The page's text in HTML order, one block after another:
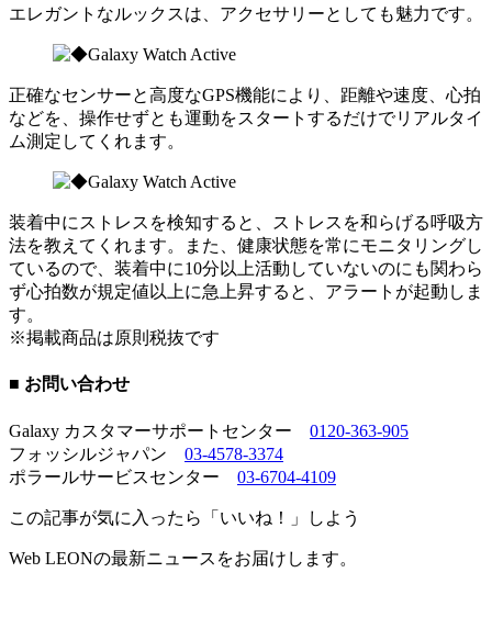
エレガントなルックスは、アクセサリーとしても魅力です。
正確なセンサーと高度なGPS機能により、距離や速度、心拍
などを、操作せずとも運動をスタートするだけでリアルタイ
ム測定してくれます。
装着中にストレスを検知すると、ストレスを和らげる呼吸方
法を教えてくれます。また、健康状態を常にモニタリングし
ているので、装着中に10分以上活動していないのにも関わら
ず心拍数が規定値以上に急上昇すると、アラートが起動しま
す。
※掲載商品は原則税抜です
■ お問い合わせ
Galaxy カスタマーサポートセンター 0120-363-905
フォッシルジャパン 03-4578-3374
ポラールサービスセンター 03-6704-4109
この記事が気に入ったら「いいね！」しよう
Web LEONの最新ニュースをお届けします。